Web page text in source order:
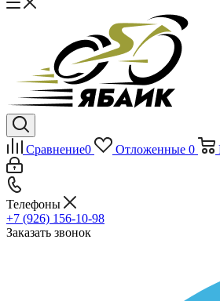
Сравнение0 Отложенные 0
Телефоны
+7 (926) 156-10-98
Заказать звонок